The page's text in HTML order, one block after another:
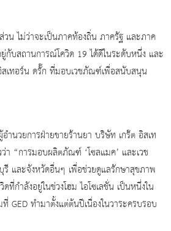
น ไม่ว่าจะเป็นภาคท้องถิ่น ภาครัฐ และภาค
กับสถานการณ์โควิด 19 ได้ดีในระดับหนึ่ง และ
เทอร์น ดรั๊ก ที่มอบเวชภัณฑ์เพื่อสนับสนุน
ำนวยการฝ่ายขายร้านยา บริษัท เกร๊ต อิสเท
า “การมอบผลิตภัณฑ์ ‘โซลแมค’ และเวช
และจังหวัดอื่นๆ เพื่อช่วยดูแลรักษาสุขภาพ
ดที่กำลังอยู่ในช่วงโฮม ไอโซเลชั่น เป็นหนึ่งใน
ที่ GEDทำมาตั้งแต่ต้นปีเนื่องในวาระครบรอบ